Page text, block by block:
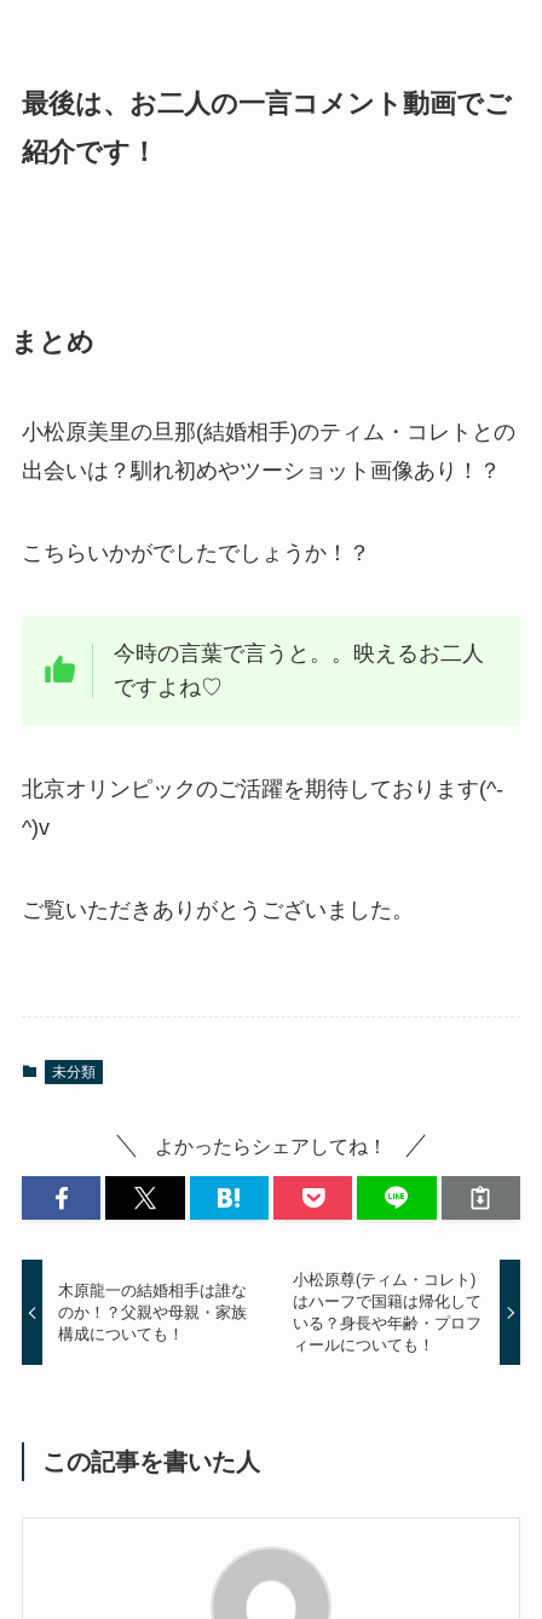
最後は、お二人の一言コメント動画でご
紹介です！
まとめ
小松原美里の旦那(結婚相手)のティム・コレトとの
出会いは？馴れ初めやツーショット画像あり！？
こちらいかがでしたでしょうか！？
今時の言葉で言うと。。映えるお二人
ですよね♡
北京オリンピックのご活躍を期待しております(^-
^)v
ご覧いただきありがとうございました。
未分類
よかったらシェアしてね！
木原龍一の結婚相手は誰な
のか！？父親や母親・家族
構成についても！
小松原尊(ティム・コレト)
はハーフで国籍は帰化して
いる？身長や年齢・プロフ
ィールについても！
この記事を書いた人